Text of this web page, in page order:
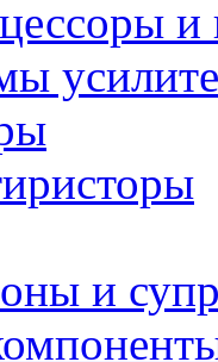
и
и